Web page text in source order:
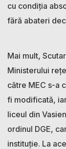
cu condiția
fără abateri
Mai mult,
Ministerului
către MEC s-a
fi modificată,
liceul din
ordinul DGE,
instituție. La